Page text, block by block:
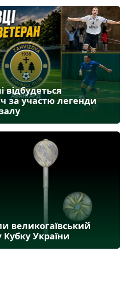
відбудеться
за участю легенди
великогаївський
Кубку України